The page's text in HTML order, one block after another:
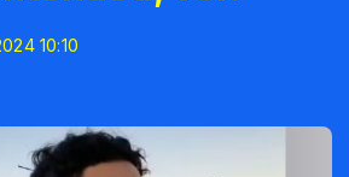
10:10